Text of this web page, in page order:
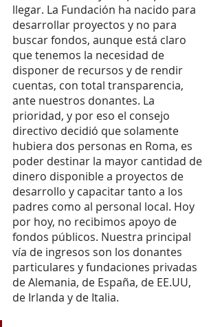
llegar. La Fundación ha nacido para
desarrollar proyectos y no para
buscar fondos, aunque está claro
que tenemos la necesidad de
disponer de recursos y de rendir
cuentas, con total transparencia,
ante nuestros donantes. La
prioridad, y por eso el consejo
directivo decidió que solamente
hubiera dos personas en Roma, es
poder destinar la mayor cantidad de
dinero disponible a proyectos de
desarrollo y capacitar tanto a los
padres como al personal local. Hoy
por hoy, no recibimos apoyo de
fondos públicos. Nuestra principal
vía de ingresos son los donantes
particulares y fundaciones privadas
de Alemania, de España, de EE.UU,
de Irlanda y de Italia.